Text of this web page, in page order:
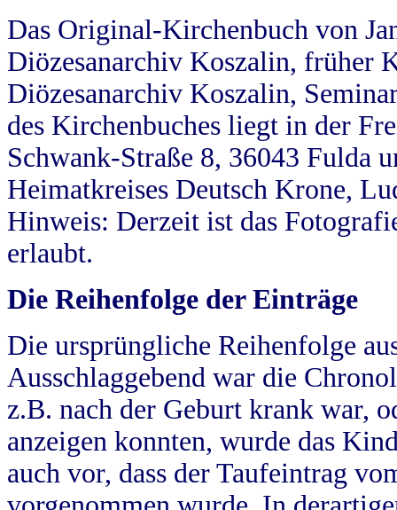
Das Original-Kirchenbuch von
Diözesanarchiv Koszalin, früher
Diözesanarchiv Koszalin,
des Kirchenbuches liegt in der
Schwank-Straße 8, 36043 Fulda
Heimatkreises Deutsch Krone,
Hinweis: Derzeit ist das
erlaubt.
Die Reihenfolge der Einträge
Die ursprüngliche Reihenfolge
Ausschlaggebend war die
z.B. nach der Geburt krank war,
anzeigen konnten, wurde das
auch vor, dass der Taufeintrag